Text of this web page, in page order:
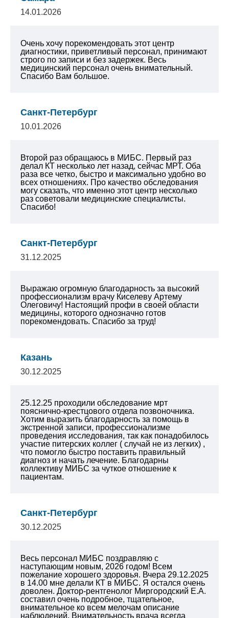
14.01.2026
Очень хочу порекомендовать этот центр
диагностики, приветливый персонал, принимают
строго по записи и без задержек. Весь
медицинский персонал очень внимательный.
Спасибо Вам большое.
Санкт-Петербург
10.01.2026
Второй раз обращаюсь в МИБС. Первый раз
делал КТ несколько лет назад, сейчас МРТ. Оба
раза все четко, быстро и максимально удобно во
всех отношениях. Про качество обследования
могу сказать, что именно этот центр несколько
раз советовали медицинские специалисты.
Спасибо!
Санкт-Петербург
31.12.2025
Выражаю огромную благодарность за высокий
профессионализм врачу Киселеву Артему
Олеговичу! Настоящий профи в своей области
медицины, которого однозначно готов
порекомендовать. Спасибо за труд!
Казань
30.12.2025
25.12.25 проходили обследование мрт
пояснично-крестцового отдела позвоночника.
Хотим выразить благодарность за помощь в
экстренной записи, профессионализме
проведения исследования, так как понадобилось
участие питерских коллег ( случай не из легких) ,
что помогло быстро поставить правильный
диагноз и начать лечение. Благодарны
коллективу МИБС за чуткое отношение к
пациентам.
Санкт-Петербург
30.12.2025
Весь персонал МИБС поздравляю с
наступающим новым, 2026 годом! Всем
пожелание хорошего здоровья. Вчера 29.12.2025
в 14.00 мне делали КТ в МИБС. Я остался очень
доволен. Доктор-рентгенолог Миргородский Е.А.
составил очень подробное, тщательное,
внимательное ко всем мелочам описание
наблюдений. Внимательность врача всегда